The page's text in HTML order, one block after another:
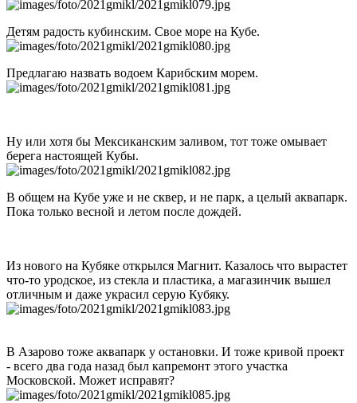
Детям радость кубинским. Свое море на Кубе.
Предлагаю назвать водоем Карибским морем.
Ну или хотя бы Мексиканским заливом, тот тоже омывает
берега настоящей Кубы.
В общем на Кубе уже и не сквер, и не парк, а целый аквапарк.
Пока только весной и летом после дождей.
Из нового на Кубяке открылся Магнит. Казалось что вырастет
что-то уродское, из стекла и пластика, а магазинчик вышел
отличным и даже украсил серую Кубяку.
В Азарово тоже аквапарк у остановки. И тоже кривой проект
- всего два года назад был капремонт этого участка
Московской. Может исправят?